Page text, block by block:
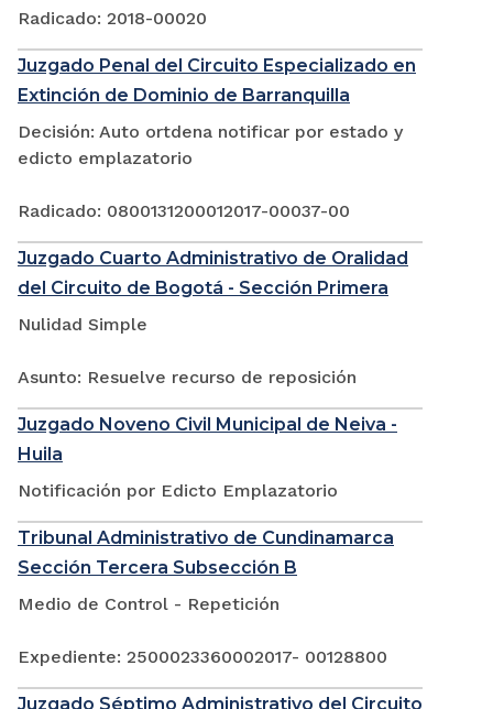
Radicado: 2018-00020
Juzgado Penal del Circuito Especializado en
Extinción de Dominio de Barranquilla
Decisión: Auto ortdena notificar por estado y
edicto emplazatorio
Radicado: 0800131200012017-00037-00
Juzgado Cuarto Administrativo de Oralidad
del Circuito de Bogotá - Sección Primera
Nulidad Simple
Asunto: Resuelve recurso de reposición
Juzgado Noveno Civil Municipal de Neiva -
Huila
Notificación por Edicto Emplazatorio
Tribunal Administrativo de Cundinamarca
Sección Tercera Subsección B
Medio de Control - Repetición
Expediente: 2500023360002017- 00128800
Juzgado Séptimo Administrativo del Circuito